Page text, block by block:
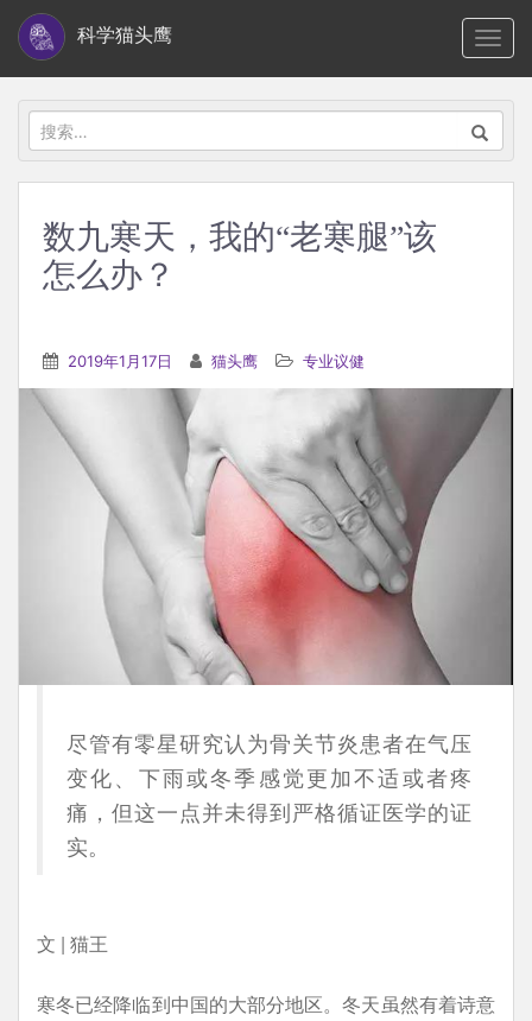
i
科学猫头鹰
搜
索：
数九寒天，我的“老寒腿”该
怎么办？
2019年1月17日 猫头鹰 专业议健
尽管有零星研究认为骨关节炎患者在气压
变化、下雨或冬季感觉更加不适或者疼
痛，但这一点并未得到严格循证医学的证
实。
文 | 猫王
寒冬已经降临到中国的大部分地区。冬天虽然有着诗意